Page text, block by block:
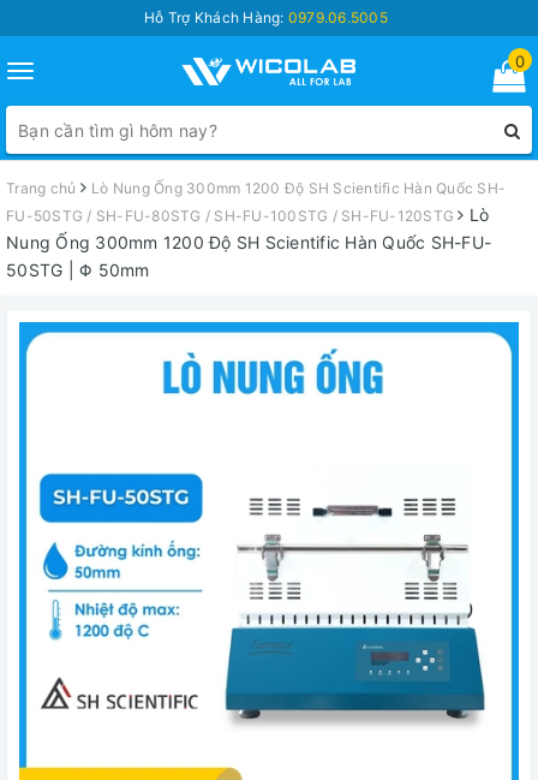
Hỗ Trợ Khách Hàng: 0979.06.5005
Toggle
navigation
0
Trang chủ
Lò Nung Ống 300mm 1200 Độ SH Scientific Hàn Quốc SH-
FU-50STG / SH-FU-80STG / SH-FU-100STG / SH-FU-120STG
Lò
Nung Ống 300mm 1200 Độ SH Scientific Hàn Quốc SH-FU-
50STG | Φ 50mm